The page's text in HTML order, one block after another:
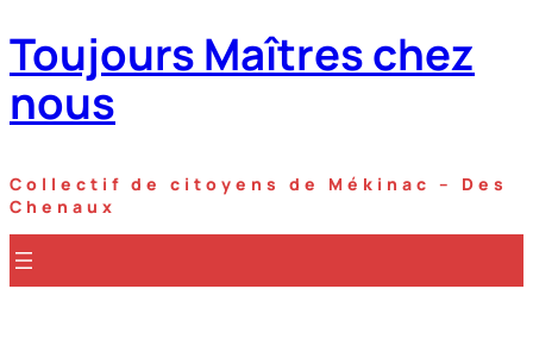
h
e
r
c
e
r
Toujours Maîtres chez
nous
Collectif de citoyens de Mékinac – Des
Chenaux